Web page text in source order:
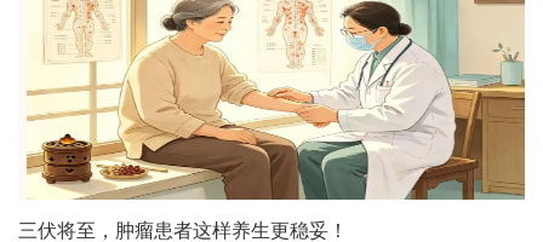
三伏将至，肿瘤患者这样养生更稳妥！